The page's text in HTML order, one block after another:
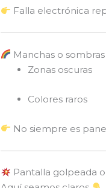
Falla electrónica
Manchas o sombras
Zonas oscuras
Colores raros
No siempre es
Pantalla golpeada